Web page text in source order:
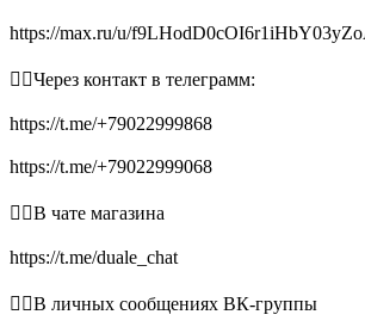
https://max.ru/u/
👉🏻Через контакт в телеграмм:
https://t.me/+79022999868
https://t.me/+79022999068
👉🏻В чате магазина
https://t.me/duale_chat
👉🏻В личных сообщениях ВК-группы